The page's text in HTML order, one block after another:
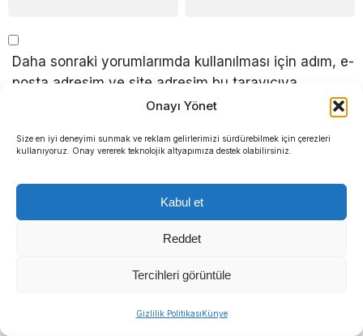
Onayı Yönet
Size en iyi deneyimi sunmak ve reklam gelirlerimizi sürdürebilmek için çerezleri
kullanıyoruz. Onay vererek teknolojik altyapımıza destek olabilirsiniz.
Kabul et
Reddet
Tercihleri görüntüle
Gizlilik PolitikasıKünye
Daha sonraki yorumlarımda kullanılması için adım, e-
posta adresim ve site adresim bu tarayıcıya